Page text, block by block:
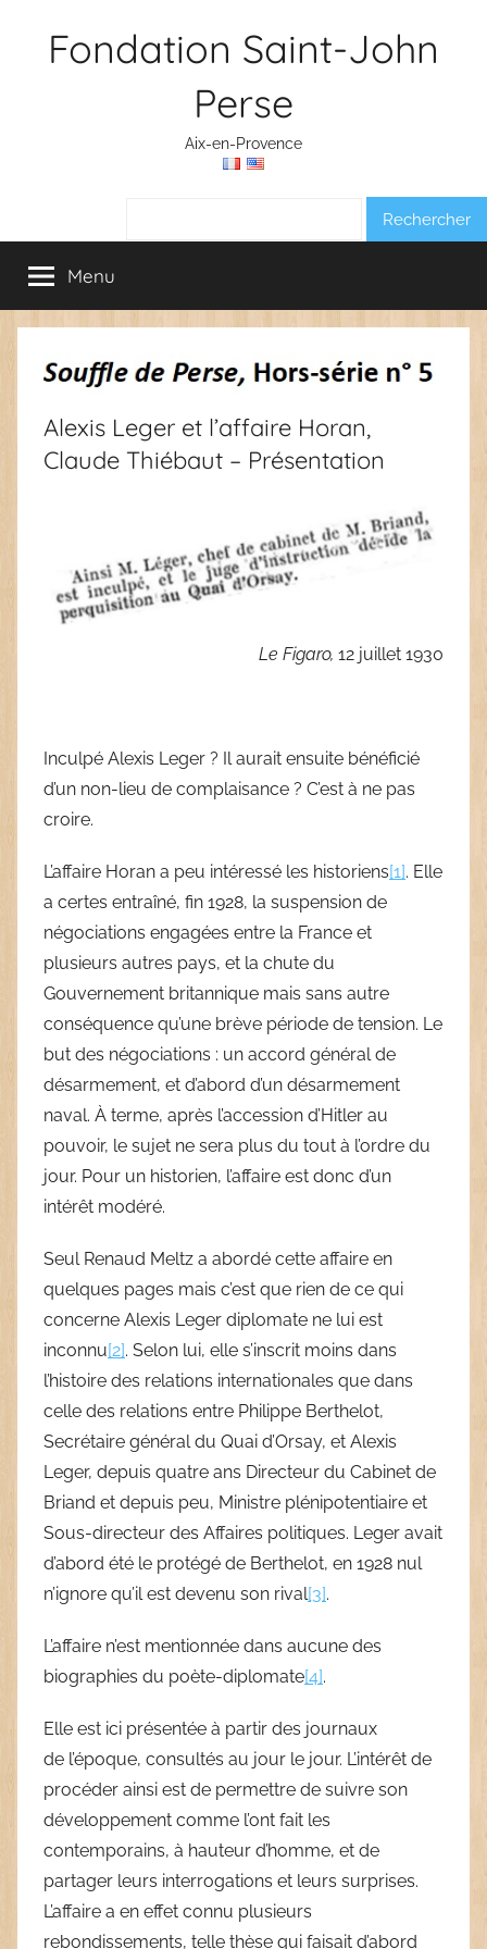
Fondation Saint-John
Perse
Aix-en-Provence
Menu
Alexis Leger et l’affaire Horan,
Claude Thiébaut – Présentation
Le Figaro, 12 juillet 1930
Inculpé Alexis Leger ? Il aurait ensuite bénéficié
d’un non-lieu de complaisance ? C’est à ne pas
croire.
L’affaire Horan a peu intéressé les historiens[1]. Elle
a certes entraîné, fin 1928, la suspension de
négociations engagées entre la France et
plusieurs autres pays, et la chute du
Gouvernement britannique mais sans autre
conséquence qu’une brève période de tension. Le
but des négociations : un accord général de
désarmement, et d’abord d’un désarmement
naval. À terme, après l’accession d’Hitler au
pouvoir, le sujet ne sera plus du tout à l’ordre du
jour. Pour un historien, l’affaire est donc d’un
intérêt modéré.
Seul Renaud Meltz a abordé cette affaire en
quelques pages mais c’est que rien de ce qui
concerne Alexis Leger diplomate ne lui est
inconnu[2]. Selon lui, elle s’inscrit moins dans
l’histoire des relations internationales que dans
celle des relations entre Philippe Berthelot,
Secrétaire général du Quai d’Orsay, et Alexis
Leger, depuis quatre ans Directeur du Cabinet de
Briand et depuis peu, Ministre plénipotentiaire et
Sous-directeur des Affaires politiques. Leger avait
d’abord été le protégé de Berthelot, en 1928 nul
n’ignore qu’il est devenu son rival[3].
L’affaire n’est mentionnée dans aucune des
biographies du poète-diplomate[4].
Elle est ici présentée à partir des journaux
de l’époque, consultés au jour le jour. L’intérêt de
procéder ainsi est de permettre de suivre son
développement comme l’ont fait les
contemporains, à hauteur d’homme, et de
partager leurs interrogations et leurs surprises.
L’affaire a en effet connu plusieurs
rebondissements, telle thèse qui faisait d’abord